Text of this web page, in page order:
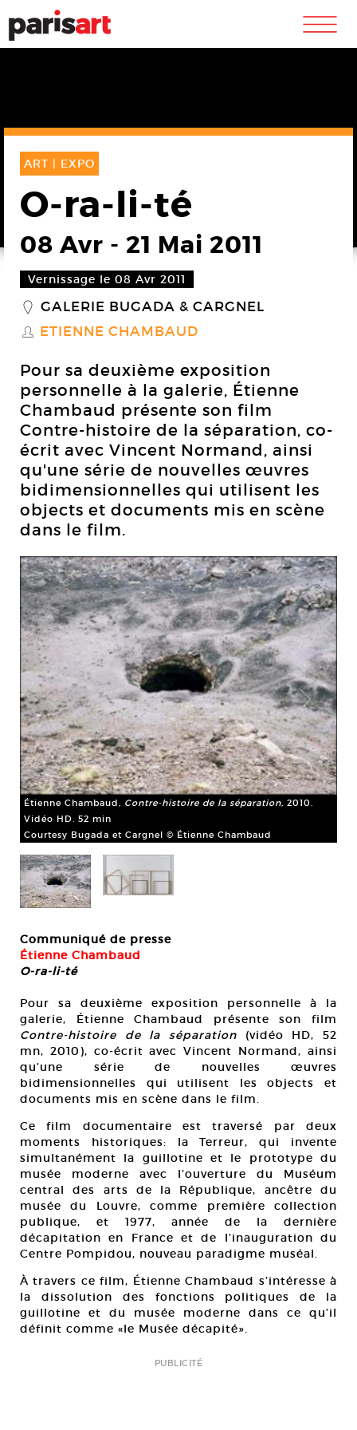
m
ART | EXPO
O-ra-li-té
08 Avr - 21 Mai 2011
Vernissage le 08 Avr 2011
_ GALERIE BUGADA & CARGNEL
S ETIENNE CHAMBAUD
Pour sa deuxième exposition
personnelle à la galerie, Étienne
Chambaud présente son film
Contre-histoire de la séparation, co-
écrit avec Vincent Normand, ainsi
qu'une série de nouvelles œuvres
bidimensionnelles qui utilisent les
objects et documents mis en scène
dans le film.
Étienne Chambaud, Contre-histoire de la séparation, 2010.
Vidéo HD. 52 min
Courtesy Bugada et Cargnel © Étienne Chambaud
Communiqué de presse
Étienne Chambaud
O-ra-li-té
Pour sa deuxième exposition personnelle à la
galerie, Étienne Chambaud présente son film
Contre-histoire de la séparation (vidéo HD, 52
mn, 2010), co-écrit avec Vincent Normand, ainsi
qu’une série de nouvelles œuvres
bidimensionnelles qui utilisent les objects et
documents mis en scène dans le film.
Ce film documentaire est traversé par deux
moments historiques: la Terreur, qui invente
simultanément la guillotine et le prototype du
musée moderne avec l’ouverture du Muséum
central des arts de la République, ancêtre du
musée du Louvre, comme première collection
publique, et 1977, année de la dernière
décapitation en France et de l’inauguration du
Centre Pompidou, nouveau paradigme muséal.
À travers ce film, Étienne Chambaud s’intéresse à
la dissolution des fonctions politiques de la
guillotine et du musée moderne dans ce qu’il
définit comme «le Musée décapité».
PUBLICITÉ